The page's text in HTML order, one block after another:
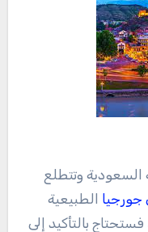
السعودية وتتطلع
جورجيا الطبيعية
بالتأكيد إلى